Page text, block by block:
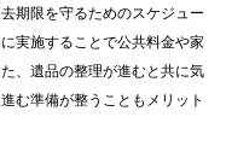
期限を守るためのスケジュー
実施することで公共料金や家
、 遺品の整理が進むと共に気
む準備が整うこともメリット